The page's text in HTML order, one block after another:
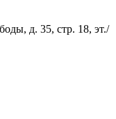
д. 35, стр. 18, эт./